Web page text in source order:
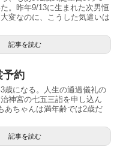
。昨年9/13に生まれた次男恒
変なのに、こうした気遣いは
記事を読む
予約
歳になる。人生の通過儀礼の
神宮の七五三詣を申し込ん
あちゃんは満年齢では2歳だ
記事を読む